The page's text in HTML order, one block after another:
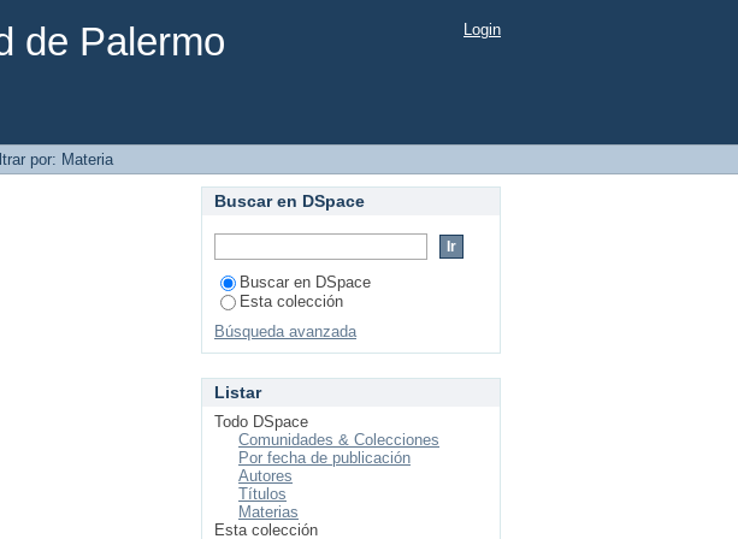
de Palermo Login
por: Materia
Buscar en DSpace
Buscar en DSpace
Esta colección
Búsqueda avanzada
Listar
Todo DSpace
Comunidades & Colecciones
Por fecha de publicación
Autores
Títulos
Materias
Esta colección